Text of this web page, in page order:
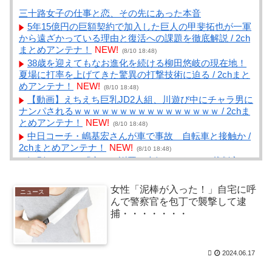
三十路女子の仕事と恋、その先にあった本音
5年15億円の巨額契約で加入した巨人の甲斐拓也が一軍
から遠ざかっている理由と復活への課題を徹底解説 / 2ch
まとめアンテナ！
NEW! (8/10 18:48)
38歳を迎えてもなお進化を続ける柳田悠岐の現在地！
夏場に打率を上げてきた驚異の打撃技術に迫る / 2chまと
めアンテナ！
NEW! (8/10 18:48)
【動画】えちえち巨乳JD2人組、川遊び中にチャラ男に
ナンパされるｗｗｗｗｗｗｗｗｗｗｗｗｗｗｗｗ / 2chま
とめアンテナ！
NEW! (8/10 18:48)
中日コーチ・嶋基宏さんが車で事故 自転車と接触か /
2chまとめアンテナ！
NEW! (8/10 18:48)
江別リンチ犯「立って謝罪は本気じゃない」 裁判官
ネタ・オールジャンル – New World Antenna
NEW! (8/10
18:27)
【16日頃から日本列島がほぼ真っ赤・・・気象庁が高
温に関する早期天候情報発表】「この時期としては10年
に1度程度しか起きないような著しい高温に」 / まとめる
Z NEW! (8/10 18:03)
善意で頂けるものに対して一般的な飲み物なら問題な
ニュース
女性「泥棒が入った！」自宅に呼
んで警察官を包丁で襲撃して逮
捕・・・・・・・
2024.06.17